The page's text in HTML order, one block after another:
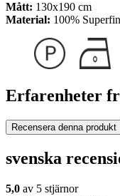
Mått: 130x190 cm
Material: 100%
Erfarenheter
Recensera denna produkt
svenska
5,0 av 5 stjärnor